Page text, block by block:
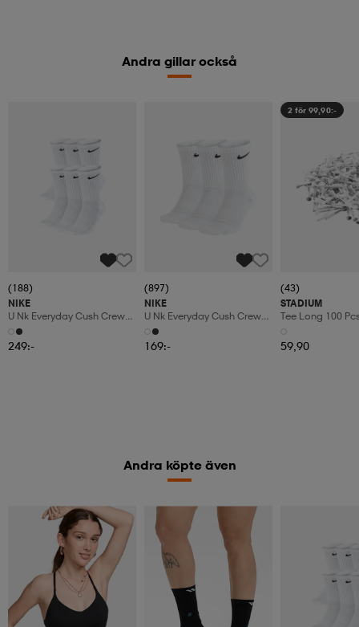
Andra gillar också
(188)
NIKE
U Nk Everyday Cush Crew
6pr-Bd
249:-
(897)
NIKE
U Nk Everyday Cush Crew
3pr
169:-
2 för 99,90:-
(43)
STADIUM
Tee Long 100
59,90
Andra köpte även